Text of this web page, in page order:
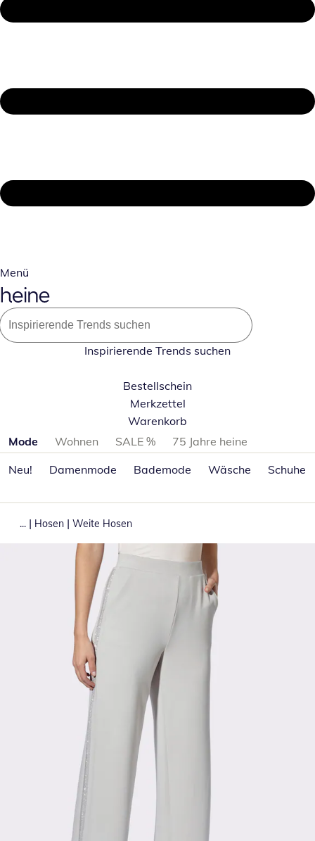
Menü
Inspirierende Trends suchen
Bestellschein
Merkzettel
Warenkorb
Produktkategorien überspringen
Mode Wohnen SALE %
75 Jahre heine
Neu!
Damenmode Bademode Wäsche Schuhe
... | Hosen | Weite Hosen